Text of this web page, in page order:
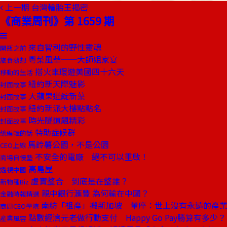
上一期 台灣輪胎王揭密
《商業周刊》第 1659 期
開瓶之前 來自智利的野性靈魂
旅食隨想 粵菜風華──大師姐家宴
移動的生活 搭火車環遊美國四十六天
封面故事 紐約新天際魅影
封面故事 大蘋果迸綻新葉
封面故事 紐約新派大樓點點名
封面故事 時光隧道飆精彩
總編輯的話 特助症候群
CEO上線 馬鈴薯公園，不是公園
商場自慢塾 不安全的電廠 絕不可以重啟！
透視中國 高島屋
新物種Biz 虛實整合 到底是在整誰？
金融時報精選 親中銀行滙豐 為何輸在中國？
商周CEO學院 南紡「祖產」搬新加坡 董座：世上沒有永遠的產業
產業風雲 點數經濟元老做行動支付 Happy Go Pay勝算有多少？